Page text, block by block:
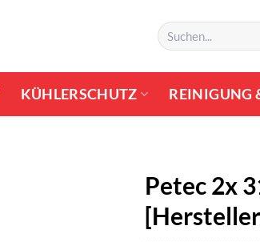
Suchen
nach:
KÜHLERSCHUTZ REINIGUNG
Petec 2x